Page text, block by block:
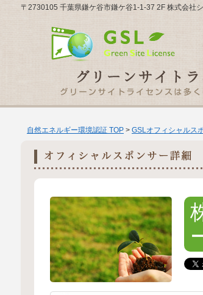
〒2730105 千葉県鎌ケ谷市鎌ケ谷1-1-37 2F 株式会社
自然エネルギー環境認証 TOP > GSLオフィシャルス